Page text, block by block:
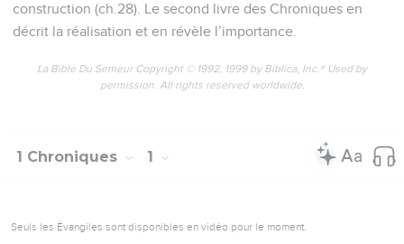
construction (ch.28). Le second livre des Chroniques en
décrit la réalisation et en révèle l’importance.
La Bible Du Semeur Copyright © 1992, 1999 by Biblica, Inc.® Used by
permission. All rights reserved worldwide.
1 Chroniques 1
Seuls les Évangiles sont disponibles en vidéo pour le moment.